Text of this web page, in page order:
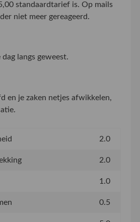
standaardtarief is. Op mails
niet meer gereageerd.
dag langs geweest.
en je zaken netjes afwikkelen,
2.0
2.0
1.0
0.5